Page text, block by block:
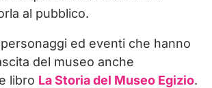
al pubblico.
ed eventi che hanno
del museo anche
libro La Storia del Museo Egizio.